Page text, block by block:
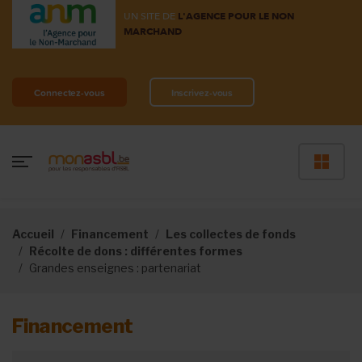
UN SITE DE L'AGENCE POUR LE NON
MARCHAND
Connectez-vous Inscrivez-vous
Accueil Financement
Les collectes de fonds
Récolte de dons : différentes formes
Grandes enseignes : partenariat
Financement